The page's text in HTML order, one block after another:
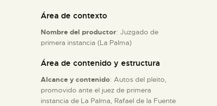
Área de contexto
Nombre del productor: Juzgado de
primera instancia (La Palma)
Área de contenido y estructura
Alcance y contenido: Autos del pleito,
promovido ante el juez de primera
instancia de La Palma, Rafael de la Fuente